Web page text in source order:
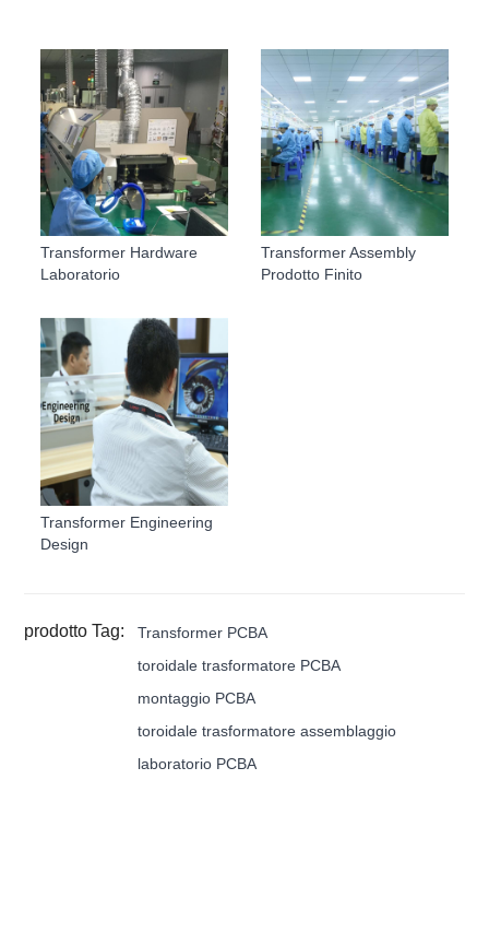
Transformer Hardware
Laboratorio
Transformer Assembly
Prodotto Finito
Transformer Engineering
Design
prodotto Tag:
Transformer PCBA
toroidale trasformatore PCBA
montaggio PCBA
toroidale trasformatore assemblaggio
laboratorio PCBA